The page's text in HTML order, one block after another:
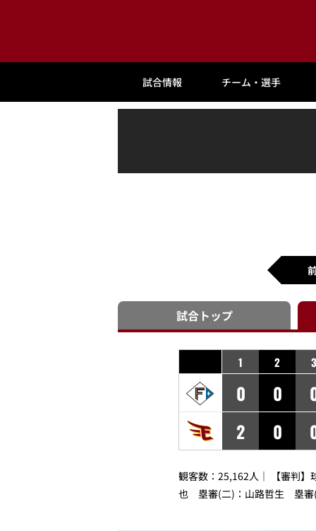
試合情報 チーム・選手
試合トップ
1 2 3
0 0
2
0
観客数：25,162人｜ 【審判
也 塁審(二)：山路哲生 塁審